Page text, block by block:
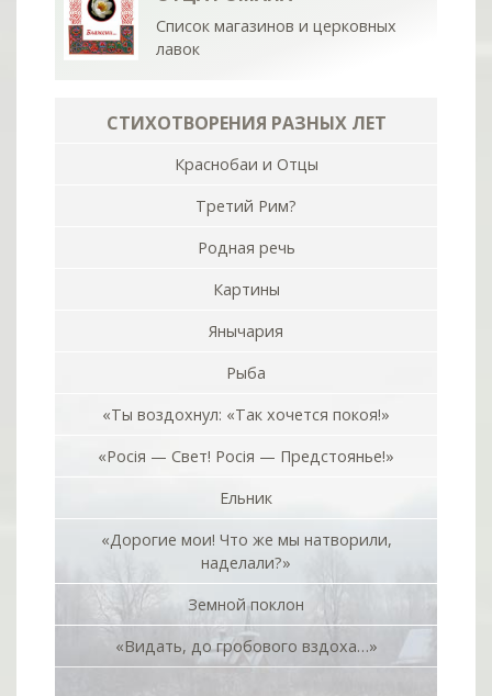
Список магазинов и церковных
лавок
СТИХОТВОРЕНИЯ РАЗНЫХ ЛЕТ
Краснобаи и Отцы
Третий Рим?
Родная речь
Картины
Янычария
Рыба
«Ты воздохнул: «Так хочется покоя!»
«Росiя — Свет! Росiя — Предстоянье!»
Ельник
«Дорогие мои! Что же мы натворили,
наделали?»
Земной поклон
«Видать, до гробового вздоха…»